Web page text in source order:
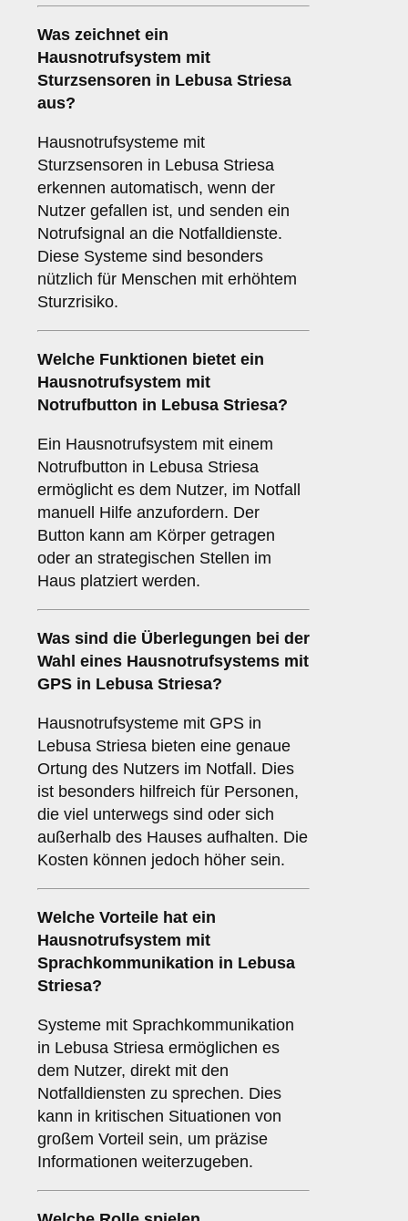
Was zeichnet ein
Hausnotrufsystem mit
Sturzsensoren in Lebusa Striesa
aus?
Hausnotrufsysteme mit
Sturzsensoren in Lebusa Striesa
erkennen automatisch, wenn der
Nutzer gefallen ist, und senden ein
Notrufsignal an die Notfalldienste.
Diese Systeme sind besonders
nützlich für Menschen mit erhöhtem
Sturzrisiko.
Welche Funktionen bietet ein
Hausnotrufsystem mit
Notrufbutton in Lebusa Striesa?
Ein Hausnotrufsystem mit einem
Notrufbutton in Lebusa Striesa
ermöglicht es dem Nutzer, im Notfall
manuell Hilfe anzufordern. Der
Button kann am Körper getragen
oder an strategischen Stellen im
Haus platziert werden.
Was sind die Überlegungen bei der
Wahl eines Hausnotrufsystems mit
GPS in Lebusa Striesa?
Hausnotrufsysteme mit GPS in
Lebusa Striesa bieten eine genaue
Ortung des Nutzers im Notfall. Dies
ist besonders hilfreich für Personen,
die viel unterwegs sind oder sich
außerhalb des Hauses aufhalten. Die
Kosten können jedoch höher sein.
Welche Vorteile hat ein
Hausnotrufsystem mit
Sprachkommunikation in Lebusa
Striesa?
Systeme mit Sprachkommunikation
in Lebusa Striesa ermöglichen es
dem Nutzer, direkt mit den
Notfalldiensten zu sprechen. Dies
kann in kritischen Situationen von
großem Vorteil sein, um präzise
Informationen weiterzugeben.